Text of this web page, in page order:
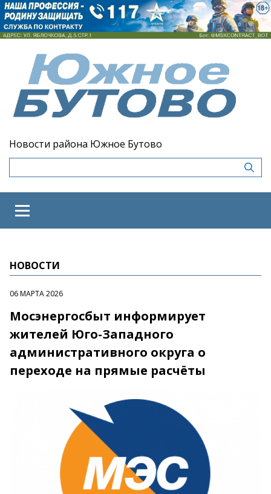
Новости района Южное Бутово
НОВОСТИ
06 МАРТА 2026
Мосэнергосбыт информирует
жителей Юго-Западного
административного округа о
переходе на прямые расчёты